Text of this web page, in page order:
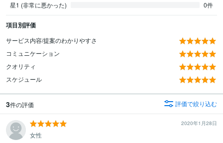
星1 (非常に悪かった)
0件
項目別評価
サービス内容/提案のわかりやすさ
コミュニケーション
クオリティ
スケジュール
3件の評価 評価で絞り込む
2020年1月28日
女性